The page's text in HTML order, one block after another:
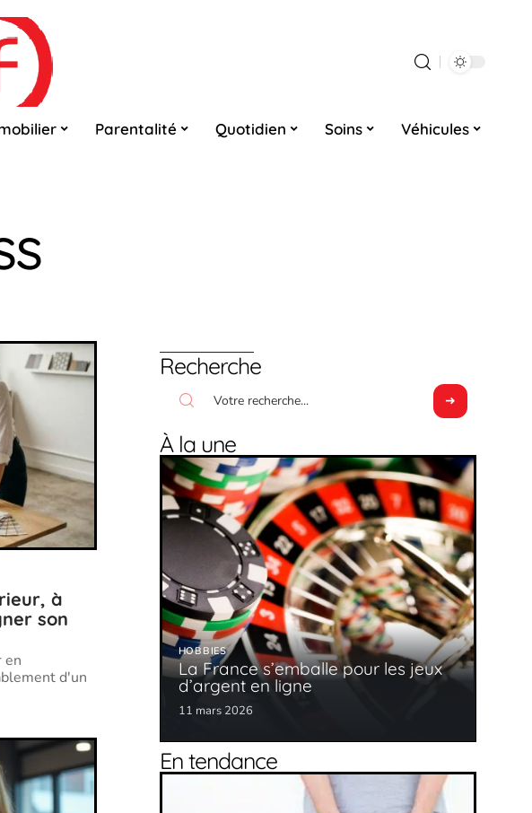
Parentalité Quotidien Soins Véhicules
à
son
en
d'un
Recherche
À la une
HOBBIES
La France s’emballe pour les jeux
d’argent en ligne
11 mars 2026
En tendance